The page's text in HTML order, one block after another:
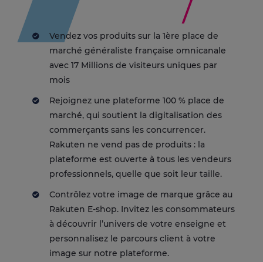
Vendez vos produits sur la 1ère place de
marché généraliste française omnicanale
avec 17 Millions de visiteurs uniques par
mois
Rejoignez une plateforme 100 % place de
marché, qui soutient la digitalisation des
commerçants sans les concurrencer.
Rakuten ne vend pas de produits : la
plateforme est ouverte à tous les vendeurs
professionnels, quelle que soit leur taille.
Contrôlez votre image de marque grâce au
Rakuten E-shop. Invitez les consommateurs
à découvrir l’univers de votre enseigne et
personnalisez le parcours client à votre
image sur notre plateforme.